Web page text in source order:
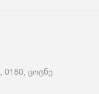
ცოტნე